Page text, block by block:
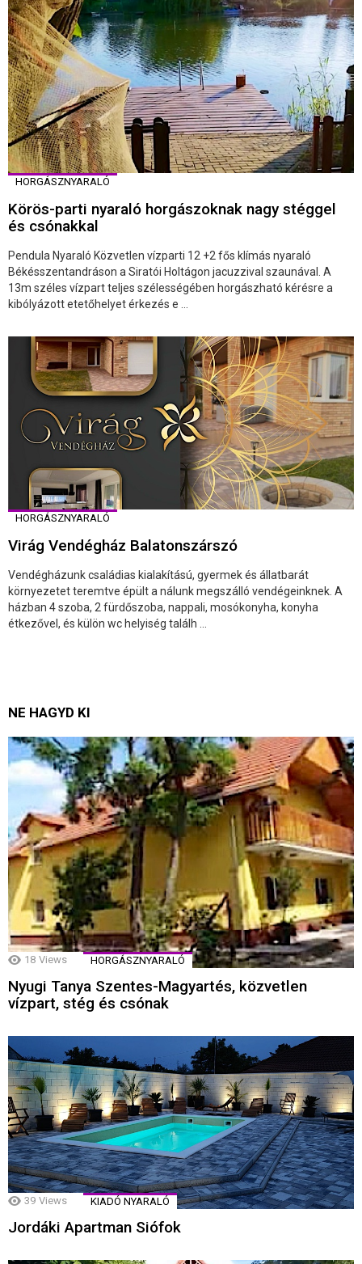
HORGÁSZNYARALÓ
Körös-parti nyaraló horgászoknak nagy stéggel
és csónakkal
Pendula Nyaraló Közvetlen vízparti 12 +2 fős klímás nyaraló
Békésszentandráson a Siratói Holtágon jacuzzival szaunával. A
13m széles vízpart teljes szélességében horgászható kérésre a
kibólyázott etetőhelyet érkezés e ...
HORGÁSZNYARALÓ
Virág Vendégház Balatonszárszó
Vendégházunk családias kialakítású, gyermek és állatbarát
környezetet teremtve épült a nálunk megszálló vendégeinknek. A
házban 4 szoba, 2 fürdőszoba, nappali, mosókonyha, konyha
étkezővel, és külön wc helyiség találh ...
NE HAGYD KI
18 Views HORGÁSZNYARALÓ
Nyugi Tanya Szentes-Magyartés, közvetlen
vízpart, stég és csónak
39 Views KIADÓ NYARALÓ
Jordáki Apartman Siófok